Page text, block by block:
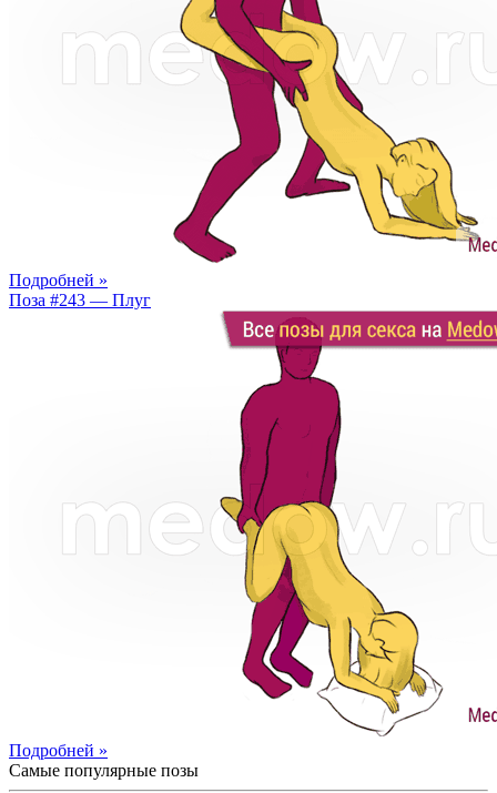
Подробней »
Поза #243 — Плуг
Подробней »
Самые популярные позы